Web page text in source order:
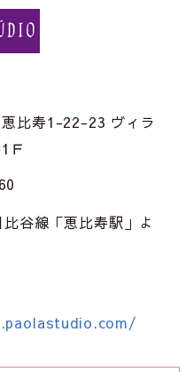
比寿1-22-23 ヴィラ
Ｆ
比谷線「恵比寿駅」よ